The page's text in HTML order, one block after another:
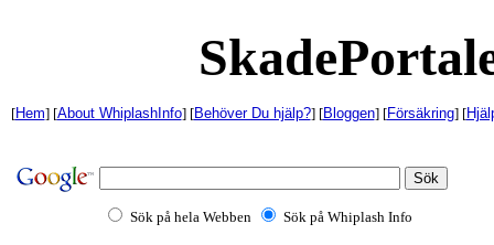
[Hem] [About WhiplashInfo] [Behöver Du hjälp?] [Bloggen] [Försäkring] [
Sök på hela Webben Sök på Whiplash Info